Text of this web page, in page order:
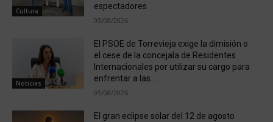
Cultura
espectadores
05/08/2026
Noticias
El PSOE de Torrevieja exige la dimisión o
el cese de la concejala de Residentes
Internacionales por utilizar su cargo para
enfrentar a las...
05/08/2026
El gran eclipse solar del 12 de agosto